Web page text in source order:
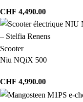
CHF 4,490.00
Scooter
Niu NQiX 500
CHF 4,990.00